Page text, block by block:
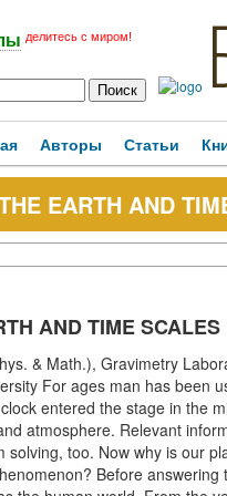
делитесь с миром!
Авторы Статьи
EARTH AND
AND TIME SCALES
& Math.), Gravimetry
For ages man has been
entered the stage in the
atmosphere. Relevant
too. Now why is our
Before